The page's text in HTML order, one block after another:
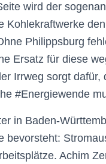
wird der
Kohlekraftwerke
Philippsburg
Ersatz für diese
Irrweg sorgt
#Energiewende
in Baden-
bevorsteht:
Achim